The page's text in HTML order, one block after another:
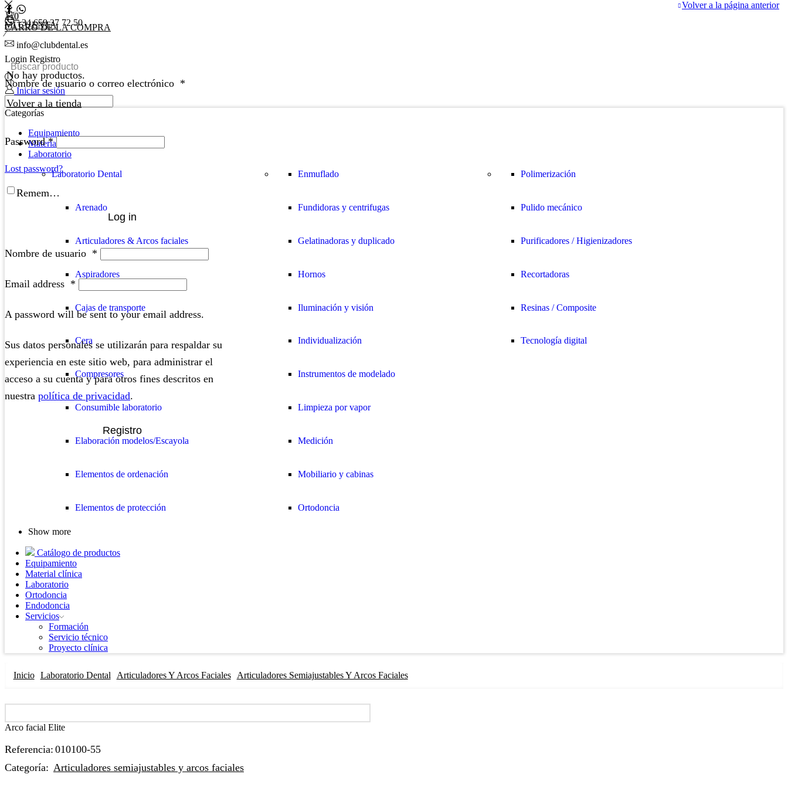
+34 659 37 72 50
info@clubdental.es
Iniciar sesión
MI CUENTA
Login Registro
Nombre de usuario o correo electrónico *
Password*
Lost password?
Remember Me
Log in
Nombre de usuario *
Email address *
A password will be sent to your email address.
Sus datos personales se utilizarán para respaldar su
experiencia en este sitio web, para administrar el
acceso a su cuenta y para otros fines descritos en
nuestra política de privacidad.
Registro
00,00 € 0
0
CARRO DE LA COMPRA
No hay productos.
Volver a la tienda
Categorías
Equipamiento
Material clínica
Laboratorio
Laboratorio Dental
Arenado
Articuladores & Arcos faciales
Aspiradores
Cajas de transporte
Cera
Compresores
Consumible laboratorio
Elaboración modelos/Escayola
Elementos de ordenación
Elementos de protección
Enmuflado
Fundidoras y centrifugas
Gelatinadoras y duplicado
Hornos
Iluminación y visión
Individualización
Instrumentos de modelado
Limpieza por vapor
Medición
Mobiliario y cabinas
Ortodoncia
Polimerización
Pulido mecánico
Purificadores / Higienizadores
Recortadoras
Resinas / Composite
Tecnología digital
Show more
Catálogo de productos
Equipamiento
Material clínica
Laboratorio
Ortodoncia
Endodoncia
Servicios
Formación
Servicio técnico
Proyecto clínica
Inicio Laboratorio Dental Articuladores Y Arcos Faciales Articuladores Semiajustables Y Arcos Faciales
Volver a la página anterior
Arco facial Elite
Referencia: 010100-55
Categoría: Articuladores semiajustables y arcos faciales